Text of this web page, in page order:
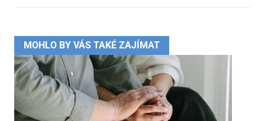
MOHLO BY VÁS TAKÉ ZAJÍMAT